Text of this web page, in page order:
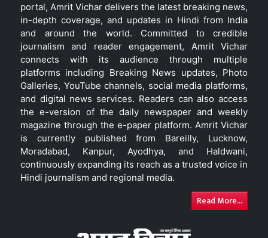
portal, Amrit Vichar delivers the latest breaking news,
in-depth coverage, and updates in Hindi from India
and around the world. Committed to credible
journalism and reader engagement, Amrit Vichar
connects with its audience through multiple
platforms including Breaking News updates, Photo
Galleries, YouTube channels, social media platforms,
and digital news services. Readers can also access
the e-version of the daily newspaper and weekly
magazine through the e-paper platform. Amrit Vichar
is currently published from Bareilly, Lucknow,
Moradabad, Kanpur, Ayodhya, and Haldwani,
continuously expanding its reach as a trusted voice in
Hindi journalism and regional media.
Read More...